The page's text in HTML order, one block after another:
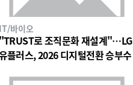
IT/바이오
"TRUST로 조직문화 재설계"…LG
플러스, 2026 디지털전환 승부수